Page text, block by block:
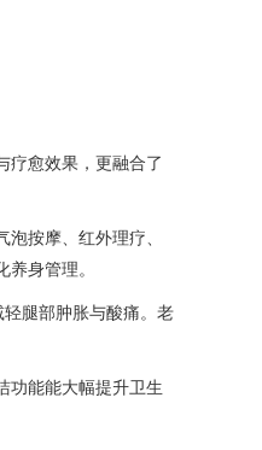
疗愈效果，更融合了
按摩、红外理疗、
身管理。
腿部肿胀与酸痛。老
功能能大幅提升卫生